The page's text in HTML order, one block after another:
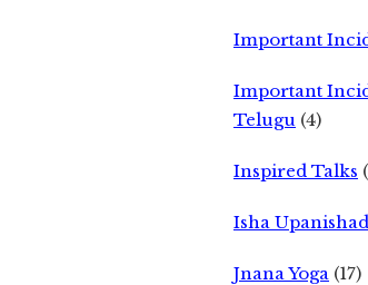
Important
Important
Telugu (4)
Inspired Talks
Isha Upanishad
Jnana Yoga (17)